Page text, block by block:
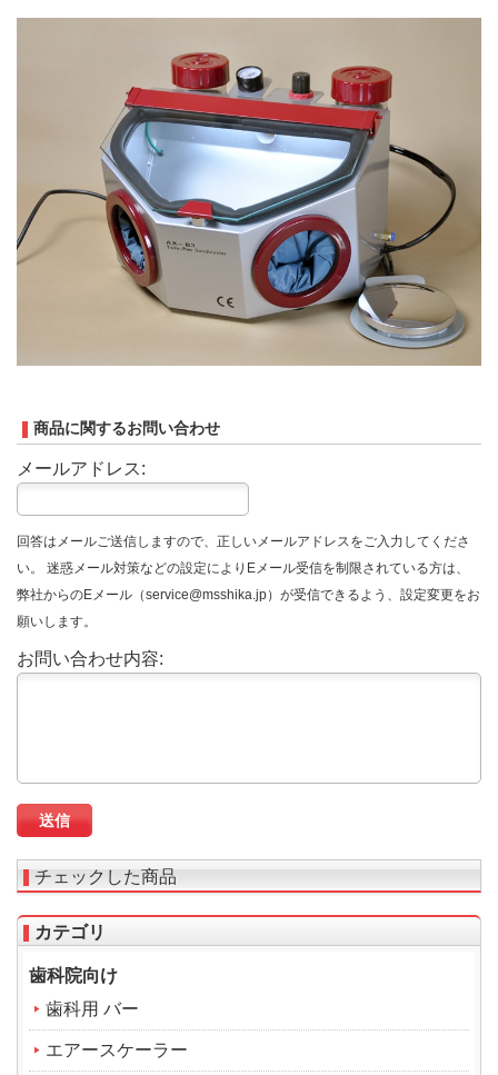
商品に関するお問い合わせ
メールアドレス:
回答はメールご送信しますので、正しいメールアドレスをご入力してくださ
い。 迷惑メール対策などの設定によりEメール受信を制限されている方は、
弊社からのEメール（service@msshika.jp）が受信できるよう、設定変更をお
願いします。
お問い合わせ内容:
チェックした商品
カテゴリ
歯科院向け
歯科用 バー
エアースケーラー